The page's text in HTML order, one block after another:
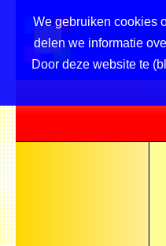
We gebruiken cookies
delen we informatie
Door deze website te